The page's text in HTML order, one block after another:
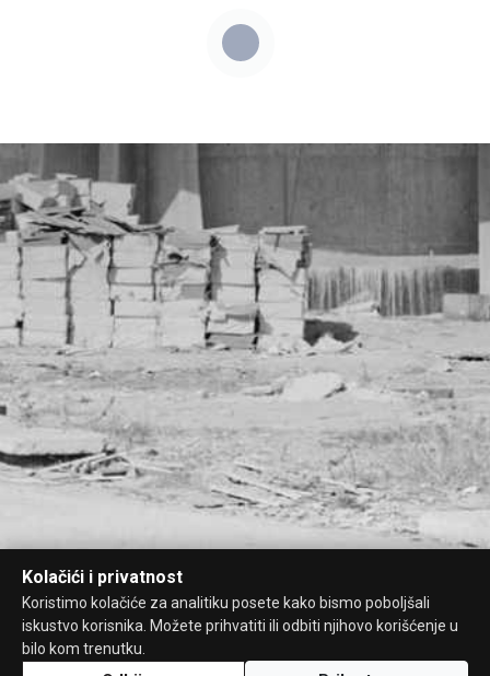
Kolačići i privatnost
Koristimo kolačiće za analitiku posete kako bismo poboljšali
iskustvo korisnika. Možete prihvatiti ili odbiti njihovo korišćenje u
bilo kom trenutku.